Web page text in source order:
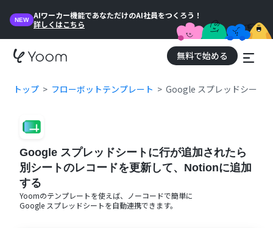
NEW
AIワーカー機能であなただけのAI社員をつくろう！
詳しくはこちら
無料で始める
トップ フローボットテンプレート Google スプレッドシート
Google スプレッドシートに行が追加されたら
別シートのレコードを更新して、Notionに追加
する
Yoomのテンプレートを使えば、ノーコードで簡単に
Google スプレッドシートを自動連携できます。